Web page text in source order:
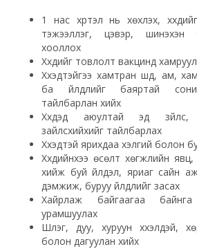
1 нас хүртэл нь хөхүүлэх,
тэжээллэг, цэвэр, шинэхэн
хооллох
Хүүхдийг товлолт вакцинд
Хүүхэдтэйгээ хамтран шүд, ам,
ба үйлдлийг баяртай
тайлбарлан хийх
Хүүхдэд аюултай эд
зайлсхийхийг тайлбарлах
Хүүхэдтэй ярихдаа хэлгий болон
Хүүхдийнхээ өсөлт хөгжлийн
хийж буй үйлдэл, яриаг сайн
дэмжиж, буруу үйлдлийг засах
Хайрлаж байгаагаа
урамшуулах
Шүлэг, дуу, хуруун хүүхэлдэй,
болон дагуулан хийх